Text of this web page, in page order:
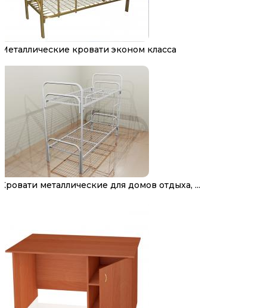
Металлические кровати эконом класса
Кровати металлические для домов отдыха, ...